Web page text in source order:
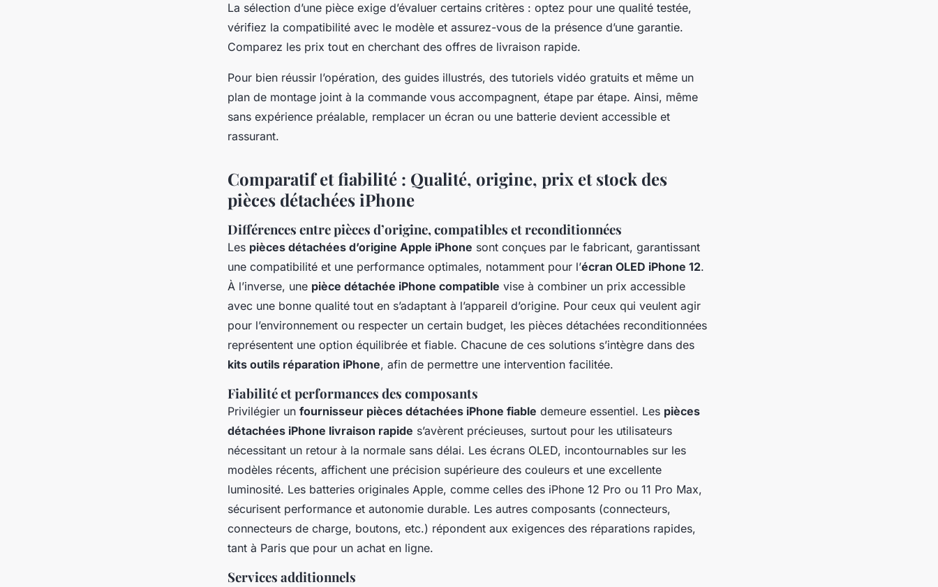
La sélection d’une pièce exige d’évaluer certains critères : optez pour une qualité testée,
vérifiez la compatibilité avec le modèle et assurez-vous de la présence d’une garantie.
Comparez les prix tout en cherchant des offres de livraison rapide.
Pour bien réussir l’opération, des guides illustrés, des tutoriels vidéo gratuits et même un
plan de montage joint à la commande vous accompagnent, étape par étape. Ainsi, même
sans expérience préalable, remplacer un écran ou une batterie devient accessible et
rassurant.
Comparatif et fiabilité : Qualité, origine, prix et stock des
pièces détachées iPhone
Différences entre pièces d’origine, compatibles et reconditionnées
Les pièces détachées d’origine Apple iPhone sont conçues par le fabricant, garantissant
une compatibilité et une performance optimales, notamment pour l’écran OLED iPhone 12.
À l’inverse, une pièce détachée iPhone compatible vise à combiner un prix accessible
avec une bonne qualité tout en s’adaptant à l’appareil d’origine. Pour ceux qui veulent agir
pour l’environnement ou respecter un certain budget, les pièces détachées reconditionnées
représentent une option équilibrée et fiable. Chacune de ces solutions s’intègre dans des
kits outils réparation iPhone, afin de permettre une intervention facilitée.
Fiabilité et performances des composants
Privilégier un fournisseur pièces détachées iPhone fiable demeure essentiel. Les pièces
détachées iPhone livraison rapide s’avèrent précieuses, surtout pour les utilisateurs
nécessitant un retour à la normale sans délai. Les écrans OLED, incontournables sur les
modèles récents, affichent une précision supérieure des couleurs et une excellente
luminosité. Les batteries originales Apple, comme celles des iPhone 12 Pro ou 11 Pro Max,
sécurisent performance et autonomie durable. Les autres composants (connecteurs,
connecteurs de charge, boutons, etc.) répondent aux exigences des réparations rapides,
tant à Paris que pour un achat en ligne.
Services additionnels